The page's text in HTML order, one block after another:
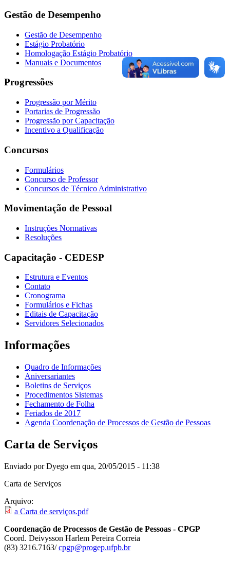
Gestão de Desempenho
Gestão de Desempenho
Estágio Probatório
Homologação Estágio Probatório
Manuais e Documentos
Progressões
Progressão por Mérito
Portarias de Progressão
Progressão por Capacitação
Incentivo a Qualificação
Concursos
Formulários
Concurso de Professor
Concursos de Técnico Administrativo
Movimentação de Pessoal
Instruções Normativas
Resoluções
Capacitação - CEDESP
Estrutura e Eventos
Contato
Cronograma
Formulários e Fichas
Editais de Capacitação
Servidores Selecionados
Informações
Quadro de Informações
Aniversariantes
Boletins de Serviços
Procedimentos Sistemas
Fechamento de Folha
Feriados de 2017
Agenda Coordenação de Processos de Gestão de Pessoas
Carta de Serviços
Enviado porDyego em qua, 20/05/2015 - 11:38
Carta de Serviços
Arquivo:
a Carta de serviços.pdf
Coordenação de Processos de Gestão de Pessoas - CPGP
Coord. Deivysson Harlem Pereira Correia
(83) 3216.7163/cpgp@progep.ufpb.br